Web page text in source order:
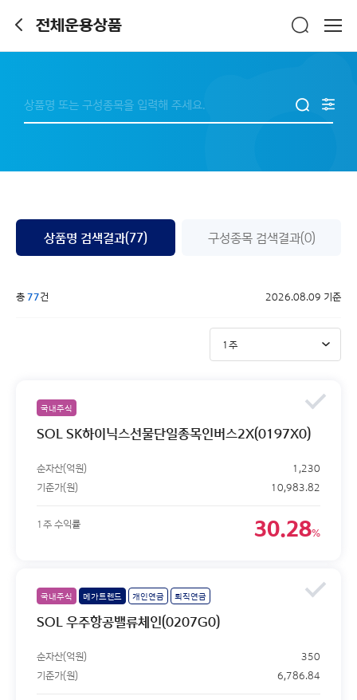
전체운용상품
상품명 검색결과(77) 구성종목 검색결과(0)
총77건 2026.08.09 기준
국내주식
SOL SK하이닉스선물단일종목인버스2X(0197X0)
순자산(억원)
1,230
기준가(원)
10,983.82
1주 수익률 30.28%
국내주식 메가트렌드 개인연금 퇴직연금
SOL 우주항공밸류체인(0207G0)
순자산(억원)
350
기준가(원)
6,786.84